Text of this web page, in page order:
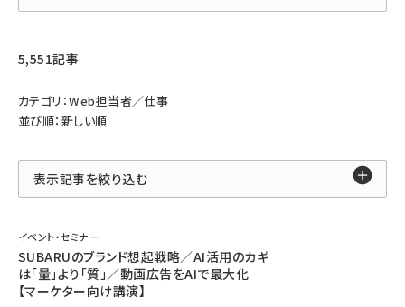
5,551記事
カテゴリ：Web担当者／仕事
並び順：新しい順
表示記事を絞り込む
イベント・セミナー
SUBARUのブランド想起戦略／AI活用のカギ
は「量」より「質」／動画広告をAIで最大化
【マーケター向け講演】